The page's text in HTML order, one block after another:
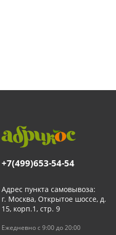
+7(499)653-54-54
Адрес пункта самовывоза:
г. Москва, Открытое шоссе, д.
15, корп.1, стр. 9
Ежедневно с 9:00 до 20:00